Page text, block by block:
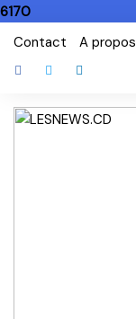
6170
Skip
content
Contact A propos